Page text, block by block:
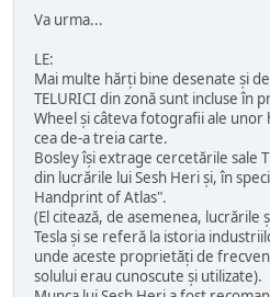
Va urma...
LE:
Mai multe hărți bine desenate și
TELURICI din zonă sunt incluse în
Wheel și câteva fotografii ale
cea de-a treia carte.
Bosley își extrage cercetările sale
din lucrările lui Sesh Heri și, în
Handprint of Atlas".
(El citează, de asemenea, lucrările
Tesla și se referă la istoria
unde aceste proprietăți de
solului erau cunoscute și utilizate).